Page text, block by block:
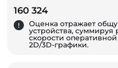
160 324
Оценка отражает
устройства, суммируя
скорости
2D/3D-графики.